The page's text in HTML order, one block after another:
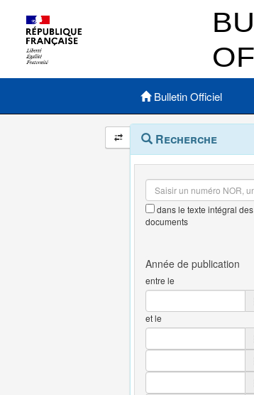
Menu principal
Bulletin Officiel
Navigation
et
outils
annexes
Menu
contextuel
Recherche
dans le texte intégral des
documents
entre le
et le